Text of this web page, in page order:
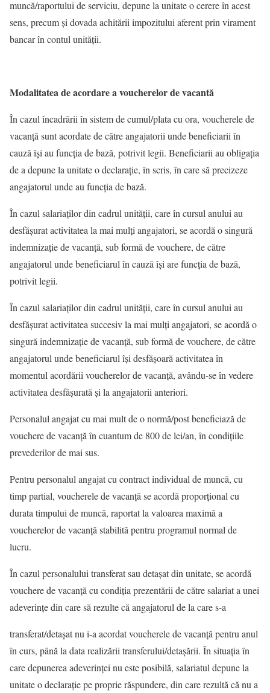
muncă/raportului de serviciu, depune la unitate o cerere în acest
sens, precum și dovada achitării impozitului aferent prin virament
bancar în contul unității.
Modalitatea de acordare a voucherelor de vacantă
În cazul încadrării în sistem de cumul/plata cu ora, voucherele de
vacanță sunt acordate de către angajatorii unde beneficiarii în
cauză își au funcția de bază, potrivit legii. Beneficiarii au obligația
de a depune la unitate o declarație, în scris, în care să precizeze
angajatorul unde au funcția de bază.
În cazul salariaților din cadrul unității, care în cursul anului au
desfășurat activitatea la mai mulți angajatori, se acordă o singură
indemnizație de vacanță, sub formă de vouchere, de către
angajatorul unde beneficiarul în cauză își are funcția de bază,
potrivit legii.
În cazul salariaților din cadrul unității, care în cursul anului au
desfășurat activitatea succesiv la mai mulți angajatori, se acordă o
singură indemnizație de vacanță, sub formă de vouchere, de către
angajatorul unde beneficiarul își desfășoară activitatea în
momentul acordării voucherelor de vacanță, avându-se în vedere
activitatea desfășurată și la angajatorii anteriori.
Personalul angajat cu mai mult de o normă/post beneficiază de
vouchere de vacanţă în cuantum de 800 de lei/an, în condiţiile
prevederilor de mai sus.
Pentru personalul angajat cu contract individual de muncă, cu
timp partial, voucherele de vacanță se acordă proporțional cu
durata timpului de muncă, raportat la valoarea maximă a
voucherelor de vacanță stabilită pentru programul normal de
lucru.
În cazul personalului transferat sau detașat din unitate, se acordă
vouchere de vacanță cu condiția prezentării de către salariat a unei
adeverințe din care să rezulte că angajatorul de la care s-a
transferat/detașat nu i-a acordat voucherele de vacanță pentru anul
în curs, până la data realizării transferului/detașării. În situația în
care depunerea adeverinței nu este posibilă, salariatul depune la
unitate o declarație pe proprie răspundere, din care rezultă că nu a